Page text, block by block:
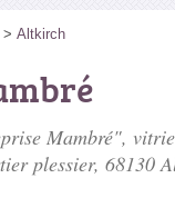
> Altkirch
Mambré",
plessier, 68130